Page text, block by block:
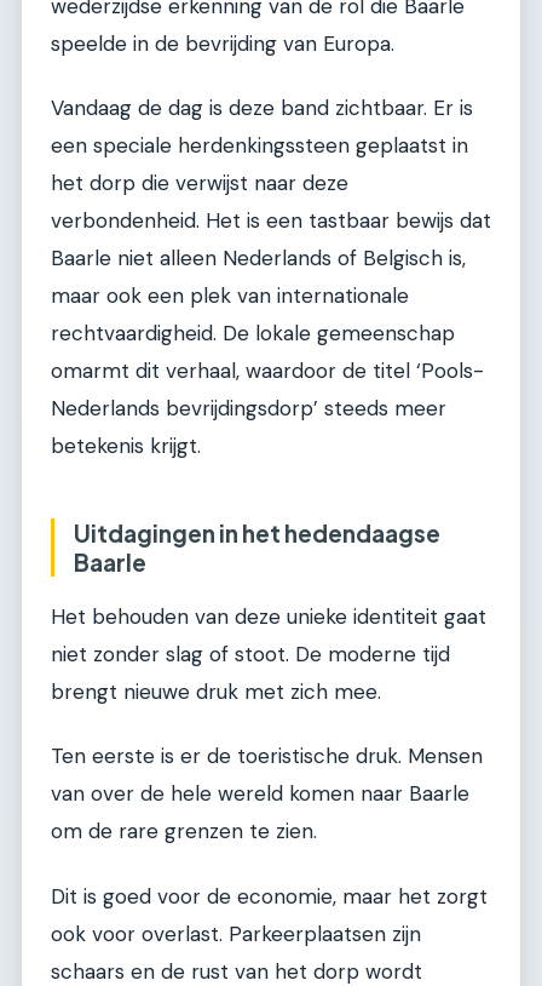
wederzijdse erkenning van de rol die Baarle
speelde in de bevrijding van Europa.
Vandaag de dag is deze band zichtbaar. Er is
een speciale herdenkingssteen geplaatst in
het dorp die verwijst naar deze
verbondenheid. Het is een tastbaar bewijs dat
Baarle niet alleen Nederlands of Belgisch is,
maar ook een plek van internationale
rechtvaardigheid. De lokale gemeenschap
omarmt dit verhaal, waardoor de titel ‘Pools-
Nederlands bevrijdingsdorp’ steeds meer
betekenis krijgt.
Uitdagingen in het hedendaagse
Baarle
Het behouden van deze unieke identiteit gaat
niet zonder slag of stoot. De moderne tijd
brengt nieuwe druk met zich mee.
Ten eerste is er de toeristische druk. Mensen
van over de hele wereld komen naar Baarle
om de rare grenzen te zien.
Dit is goed voor de economie, maar het zorgt
ook voor overlast. Parkeerplaatsen zijn
schaars en de rust van het dorp wordt